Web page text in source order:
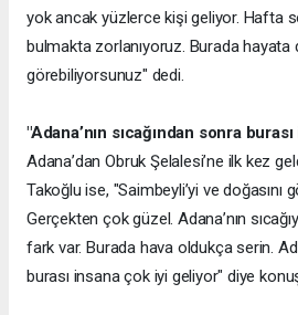
yok ancak yüzlerce kişi geliyor. Hafta
bulmakta zorlanıyoruz. Burada hayata
görebiliyorsunuz" dedi.
"Adana’nın sıcağından sonra
Adana’dan Obruk Şelalesi’ne ilk kez
Takoğlu ise, "Saimbeyli’yi ve doğasını
Gerçekten çok güzel. Adana’nın
fark var. Burada hava oldukça serin.
burası insana çok iyi geliyor" diye